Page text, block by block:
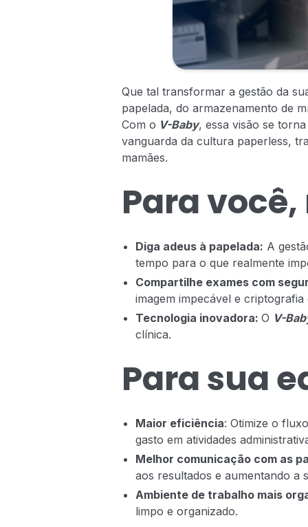
Que tal transformar a gestão da
papelada, do armazenamento de
Com o V-Baby, essa visão se
vanguarda da cultura paperless,
mamães.
Para
Diga adeus à papelada: A
tempo para o que realmente
Compartilhe exames com
imagem impecável e
Tecnologia inovadora: O V-
clínica.
Para sua
Maior eficiência: Otimize o
gasto em atividades
Melhor comunicação com as
aos resultados e aumentando a
Ambiente de trabalho mais
limpo e organizado.